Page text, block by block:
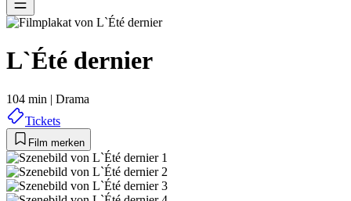
L`Été dernier
104 min | Drama
Tickets
Film merken